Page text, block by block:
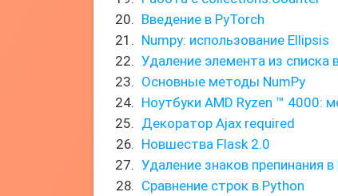
Введение в PyTorch
Numpy: использование Ellipsis
Удаление элемента из списка
Основные методы NumPy
Ноутбуки AMD Ryzen ™ 4000:
Декоратор Ajax required
Новшества Flask 2.0
Удаление знаков препинания в
Сравнение строк в Python